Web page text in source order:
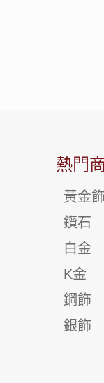
熱門
黃金
鑽石
白金
K金
鋼飾
銀飾